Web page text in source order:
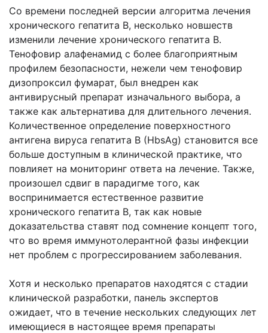
Со времени последней версии алгоритма лечения
хронического гепатита В, несколько новшеств
изменили лечение хронического гепатита В.
Тенофовир алафенамид с более благоприятным
профилем безопасности, нежели чем тенофовир
дизопроксил фумарат, был внедрен как
антивирусный препарат изначального выбора, а
также как альтернатива для длительного лечения.
Количественное определение поверхностного
антигена вируса гепатита В (HbsAg) становится все
больше доступным в клинической практике, что
повлияет на мониторинг ответа на лечение. Также,
произошел сдвиг в парадигме того, как
воспринимается естественное развитие
хронического гепатита В, так как новые
доказательства ставят под сомнение концепт того,
что во время иммунотолерантной фазы инфекции
нет проблем с прогрессированием заболевания.
Хотя и несколько препаратов находятся с стадии
клинической разработки, панель экспертов
ожидает, что в течение нескольких следующих лет
имеющиеся в настоящее время препараты